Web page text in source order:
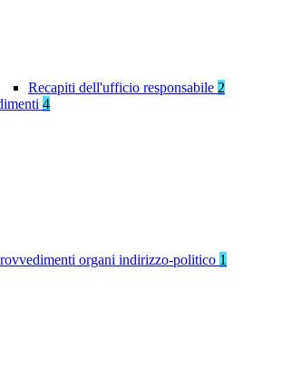
Recapiti dell'ufficio responsabile 2
4
organi indirizzo-politico 1